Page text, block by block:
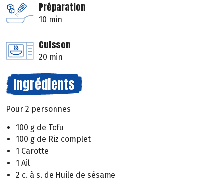
Préparation
10 min
Cuisson
20 min
Ingrédients
Pour 2 personnes
100 g de Tofu
100 g de Riz complet
1 Carotte
1 Ail
2 c. à s. de Huile de sésame